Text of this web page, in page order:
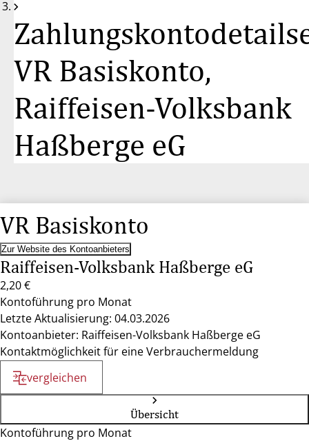
auf
100
VR Basiskonto,
Raiffeisen-Volksbank
Haßberge eG
VR Basiskonto
Zur Website des Kontoanbieters
Raiffeisen-Volksbank Haßberge eG
2,20 €
Kontoführung pro Monat
Letzte Aktualisierung: 04.03.2026
Kontoanbieter: Raiffeisen-Volksbank Haßberge eG
Kontaktmöglichkeit für eine Verbrauchermeldung
vergleichen
Übersicht
Kontoführung pro Monat